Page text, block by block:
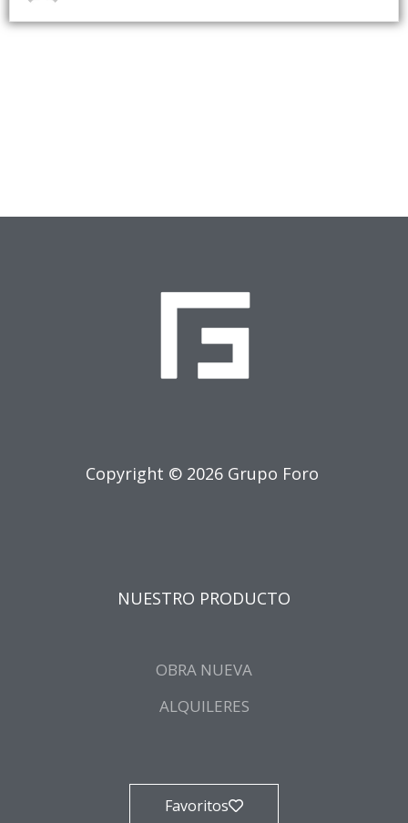
Copyright © 2026 Grupo Foro
NUESTRO PRODUCTO
OBRA NUEVA
ALQUILERES
Favoritos